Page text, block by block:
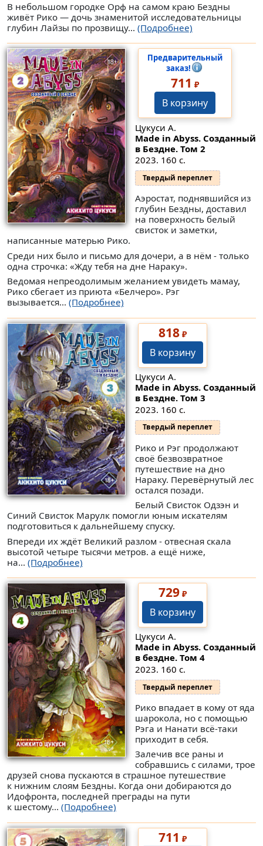
В небольшом городке Орф на самом краю Бездны
живёт Рико — дочь знаменитой исследовательницы
глубин Лайзы по прозвищу... (Подробнее)
Предварительный
заказ!
711 ₽
В корзину
Цукуси А.
Made in Abyss. Созданный
в Бездне. Том 2
2023. 160 с.
Твердый переплет
Аэростат, поднявшийся из
глубин Бездны, доставил
на поверхность белый
свисток и заметки,
написанные матерью Рико.
Среди них было и письмо для дочери, а в нём - только
одна строчка: «Жду тебя на дне Нараку».
Ведомая непреодолимым желанием увидеть мамау,
Рико сбегает из приюта «Белчеро». Рэг
вызывается... (Подробнее)
818₽
В корзину
Цукуси А.
Made in Abyss. Созданный
в Бездне. Том 3
2023. 160 с.
Твердый переплет
Рико и Рэг продолжают
своё безвозвратное
путешествие на дно
Нараку. Перевёрнутый лес
остался позади.
Белый Свисток Одзэн и
Синий Свисток Марулк помогли юным искателям
подготовиться к дальнейшему спуску.
Впереди их ждёт Великий разлом - отвесная скала
высотой четыре тысячи метров. а ещё ниже,
на... (Подробнее)
729₽
В корзину
Цукуси А.
Made in Abyss. Созданный
в бездне. Том 4
2023. 160 с.
Твердый переплет
Рико впадает в кому от яда
шарокола, но с помощью
Рэга и Нанати всё-таки
приходит в себя.
Залечив все раны и
собравшись с силами, трое
друзей снова пускаются в страшное путешествие
к нижним слоям Бездны. Когда они добираются до
Идофронта, последней преграды на пути
к шестому... (Подробнее)
711 ₽